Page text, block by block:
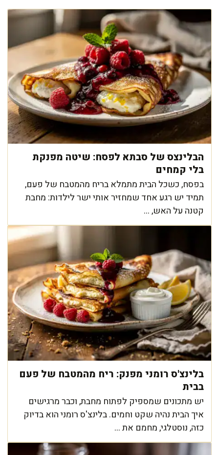
הבלינצס של סבתא לפסח: שיטה מפנקת
בלי קמחים
בפסח, כשכל הבית מתמלא בריח מהמטבח של פעם,
תמיד יש רגע אחד שמחזיר אותי ישר לילדות: מחבת
קטנה על האש, ...
בלינצ'ס רומני מפנק: ריח מהמטבח של פעם
בבית
יש מתכונים שמספיק לפתוח מחבת, וכבר מרגישים
איך הבית נהיה שקט וחמים. בלינצ'ס רומני הוא בדיוק
כזה, נוסטלגי, מחמם את ...